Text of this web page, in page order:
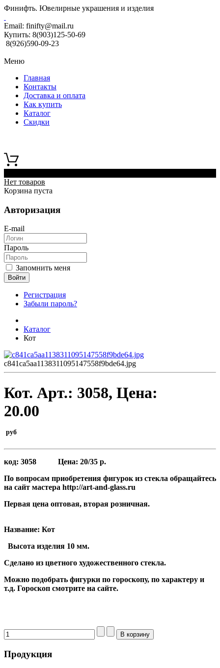
Финифть. Ювелирные украшения и изделия
Email: finifty@mail.ru
Купить: 8(903)125-50-69
8(926)590-09-23
Меню
Главная
Контакты
Доставка и оплата
Как купить
Каталог
Скидки
Нет товаров
Корзина пуста
Авторизация
E-mail
Пароль
Запомнить меня
Войти
Регистрация
Забыли пароль?
Каталог
Кот
c841ca5aa1138311095147558f9bde64.jpg
Кот. Арт.: 3058, Цена:
20.00
руб
код: 3058 Цена: 20/35 р.
По вопросам приобретения фигурок из стекла обращайтесь
на сайт мастера http://art-and-glass.ru
Первая цена оптовая, вторая розничная.
Название: Кот
Высота изделия 10 мм.
Сделано из цветного художественного стекла.
Можно подобрать фигурки по гороскопу, по характеру и
т.д. Гороскоп смотрите на сайте.
Продукция